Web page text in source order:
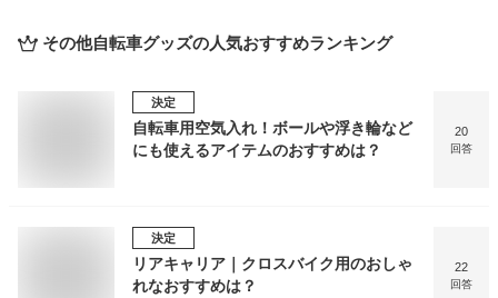
その他自転車グッズの人気おすすめランキング
決定
自転車用空気入れ！ボールや浮き輪など
にも使えるアイテムのおすすめは？
20
回答
決定
リアキャリア｜クロスバイク用のおしゃ
れなおすすめは？
22
回答